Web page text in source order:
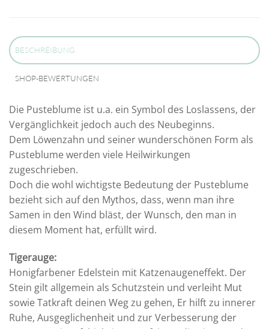
BESCHREIBUNG
SHOP-BEWERTUNGEN
Die Pusteblume ist u.a. ein Symbol des Loslassens, der
Vergänglichkeit jedoch auch des Neubeginns.
Dem Löwenzahn und seiner wunderschönen Form als
Pusteblume werden viele Heilwirkungen
zugeschrieben.
Doch die wohl wichtigste Bedeutung der Pusteblume
bezieht sich auf den Mythos, dass, wenn man ihre
Samen in den Wind bläst, der Wunsch, den man in
diesem Moment hat, erfüllt wird.
Tigerauge:
Honigfarbener Edelstein mit Katzenaugeneffekt. Der
Stein gilt allgemein als Schutzstein und verleiht Mut
sowie Tatkraft deinen Weg zu gehen, Er hilft zu innerer
Ruhe, Ausgeglichenheit und zur Verbesserung der